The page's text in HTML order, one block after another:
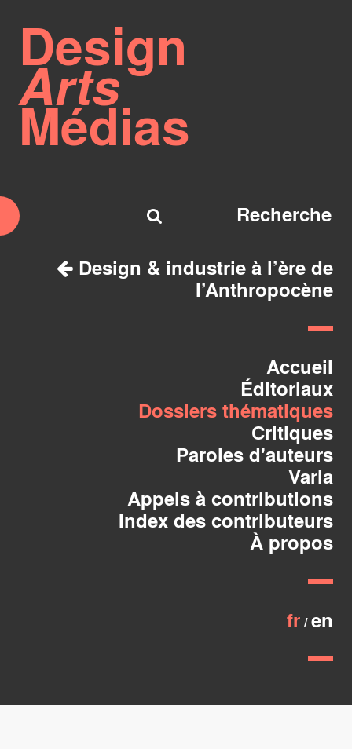
Design
Arts
Médias
Design & industrie à l’ère de
l’Anthropocène
Accueil
Éditoriaux
Dossiers thématiques
Critiques
Paroles d'auteurs
Varia
Appels à contributions
Index des contributeurs
À propos
fr en